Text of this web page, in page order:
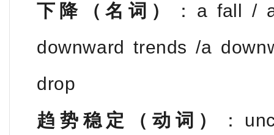
下降（名词）
：a fall /
downward trends /a
drop
趋势稳定（动词）
：